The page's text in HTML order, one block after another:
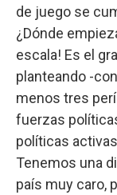
de juego se
¿Dónde
escala! Es el
planteando -
menos tres
fuerzas
políticas
Tenemos una
país muy caro,